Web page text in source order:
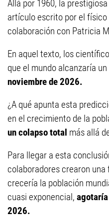
Allá por 1960, la
artículo escrito por el físico
colaboración con Patricia
En aquel texto, los
que el mundo alcanzaría un
noviembre de 2026.
¿A qué apunta esta
en el crecimiento de la
un colapso total más allá
Para llegar a esta
colaboradores crearon
crecería la población
cuasi exponencial,
2026.